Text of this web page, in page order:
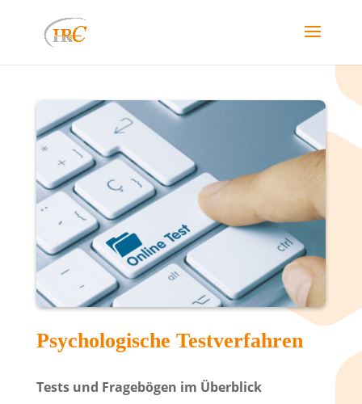
Psychologische Testverfahren
Tests und Fragebögen im Überblick